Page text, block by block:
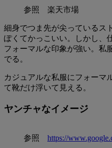
参照 楽天市場
細身でつま先が尖っているス
ぽくてかっこいい。しかし、
フォーマルな印象が強い。私
でる。
カジュアルな私服にフォーマ
て靴だけ浮いて見える。
ヤンチャなイメージ
参照 https://